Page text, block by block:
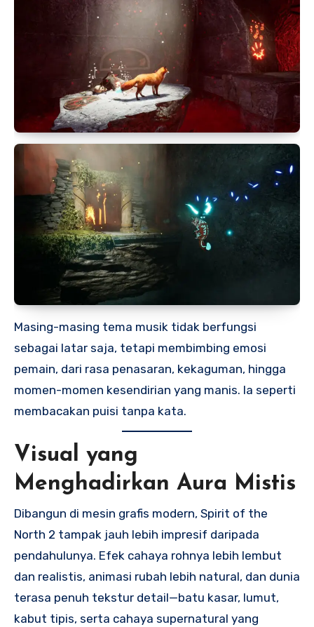
Masing-masing tema musik tidak berfungsi
sebagai latar saja, tetapi membimbing emosi
pemain, dari rasa penasaran, kekaguman, hingga
momen-momen kesendirian yang manis. Ia seperti
membacakan puisi tanpa kata.
Visual yang
Menghadirkan Aura Mistis
Dibangun di mesin grafis modern, Spirit of the
North 2 tampak jauh lebih impresif daripada
pendahulunya. Efek cahaya rohnya lebih lembut
dan realistis, animasi rubah lebih natural, dan dunia
terasa penuh tekstur detail—batu kasar, lumut,
kabut tipis, serta cahaya supernatural yang